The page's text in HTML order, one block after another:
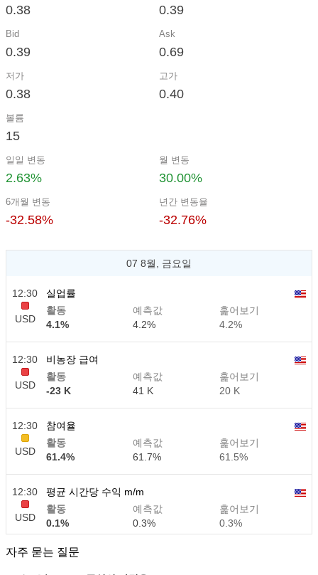
0.38 0.39
Bid
0.39
Ask
0.69
저가
0.38
고가
0.40
볼륨
15
일일 변동
2.63%
월 변동
30.00%
6개월 변동
-32.58%
년간 변동율
-32.76%
07 8월, 금요일
12:30
USD
실업률
활동
4.1%
예측값
4.2%
훑어보기
4.2%
12:30
USD
비농장 급여
활동
-23 K
예측값
41 K
훑어보기
20 K
12:30
USD
참여율
활동
61.4%
예측값
61.7%
훑어보기
61.5%
12:30
USD
평균 시간당 수익 m/m
활동
0.1%
예측값
0.3%
훑어보기
0.3%
12:30
평균 시간당 수익 y/y
자주 묻는 질문